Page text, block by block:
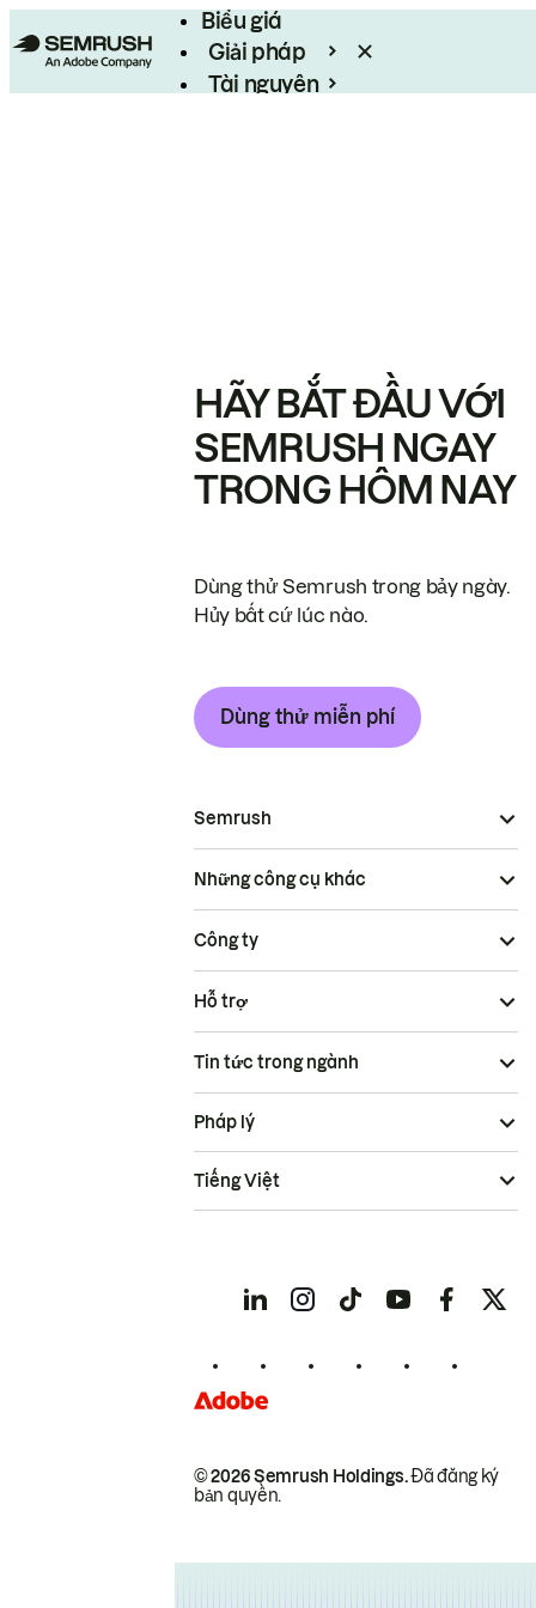
Biểu giá
Giải pháp
Tài nguyên
HÃY BẮT ĐẦU VỚI
SEMRUSH NGAY
TRONG HÔM NAY
Dùng thử Semrush trong bảy ngày.
Hủy bất cứ lúc nào.
Dùng thử miễn phí
Semrush
Những công cụ khác
Công ty
Hỗ trợ
Tin tức trong ngành
© 2026 Semrush Holdings.Đã đăng ký
bản quyền.
Pháp lý
Tiếng Việt